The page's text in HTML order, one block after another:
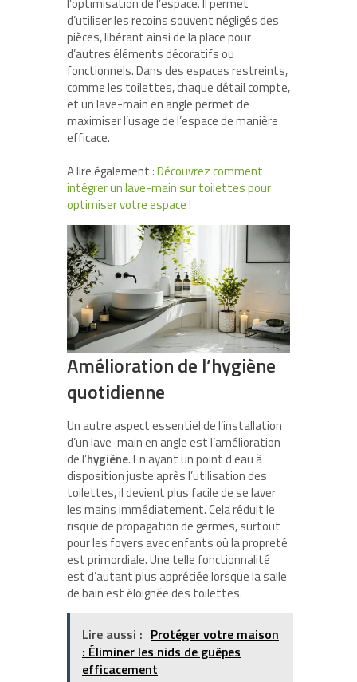
d’utiliser les recoins souvent négligés des
pièces, libérant ainsi de la place pour
d’autres éléments décoratifs ou
fonctionnels. Dans des espaces restreints,
comme les toilettes, chaque détail compte,
et un lave-main en angle permet de
maximiser l’usage de l’espace de manière
efficace.
A lire également :Découvrez comment
intégrer un lave-main sur toilettes pour
optimiser votre espace !
Amélioration de l’hygiène
quotidienne
Un autre aspect essentiel de l’installation
d’un lave-main en angle est l’amélioration
de l’hygiène. En ayant un point d’eau à
disposition juste après l’utilisation des
toilettes, il devient plus facile de se laver
les mains immédiatement. Cela réduit le
risque de propagation de germes, surtout
pour les foyers avec enfants où la propreté
est primordiale. Une telle fonctionnalité
est d’autant plus appréciée lorsque la salle
de bain est éloignée des toilettes.
Lire aussi : Protéger votre maison
: Éliminer les nids de guêpes
efficacement